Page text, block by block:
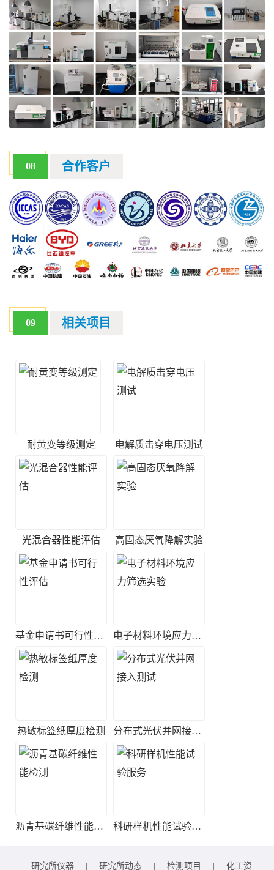
08 合作客户
09 相关项目
耐黄变等级测定 电解质击穿电压测试
光混合器性能评估 高固态厌氧降解实验
基金申请书可行性评估 电子材料环境应力筛选实验
热敏标签纸厚度检测 分布式光伏并网接入测试
沥青基碳纤维性能检测 科研样机性能试验服务
研究所仪器 研究所动态 检测项目 化工资